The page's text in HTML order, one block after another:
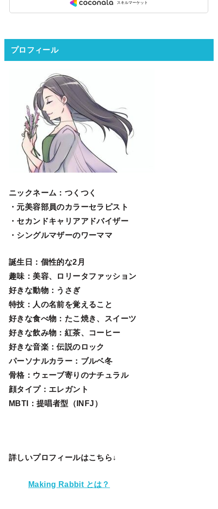
プロフィール
ニックネーム ：つくつく
・元美容部員のカラーセラピスト
・セカンドキャリアアドバイザー
・シングルマザーのワーママ
誕生日 ：個性的な2月
趣味 ：美容、ロリータファッション
好きな動物：うさぎ
特技 ：人の名前を覚えること
好きな食べ物 ：たこ焼き、スイーツ
好きな飲み物：紅茶、コーヒー
好きな音楽：伝説のロック
パーソナルカラー：ブルベ冬
骨格：ウェーブ寄りのナチュラル
顔タイプ：エレガン ト
MBTI：提唱者型（INFJ）
詳しいプロフィールはこちら↓
Making Rabbit とは？